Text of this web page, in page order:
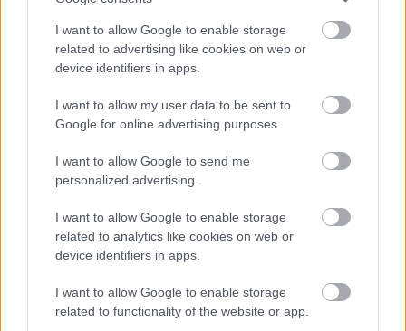
I want to allow Google to enable storage
related to advertising like cookies on web or
device identifiers in apps.
I want to allow my user data to be sent to
Google for online advertising purposes.
I want to allow Google to send me
personalized advertising.
I want to allow Google to enable storage
related to analytics like cookies on web or
device identifiers in apps.
I want to allow Google to enable storage
related to functionality of the website or app.
Λάθη στον επανυπολογισμό: Ανοίγει ο
δρόμος για νέες αναδρομικές αυξήσεις
συντάξεων
, 30 Ιανουαρίου 2022 || Οικονομία